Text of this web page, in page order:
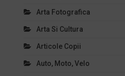
Arta Fotografica
Arta Si Cultura
Articole Copii
Auto, Moto, Velo